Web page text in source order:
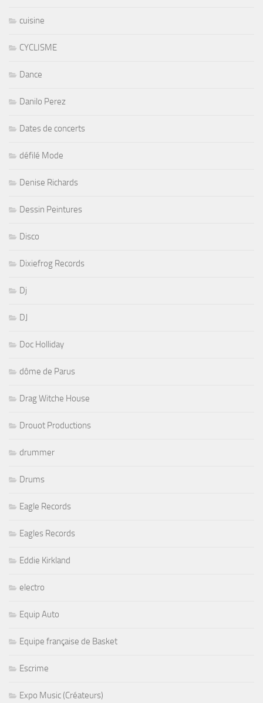
cuisine
CYCLISME
Dance
Danilo Perez
Dates de concerts
défilé Mode
Denise Richards
Dessin Peintures
Disco
Dixiefrog Records
Dj
DJ
Doc Holliday
dôme de Parus
Drag Witche House
Drouot Productions
drummer
Drums
Eagle Records
Eagles Records
Eddie Kirkland
electro
Equip Auto
Equipe française de Basket
Escrime
Expo Music (Créateurs)